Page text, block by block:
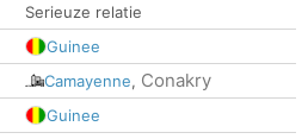
Serieuze relatie
Guinee
Camayenne, Conakry
Guinee